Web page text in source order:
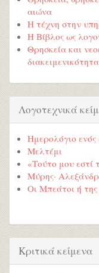
αιώνα
Η τέχνη στην
Η Βίβλος ως
Θρησκεία και
Λογοτεχνικά
Ημερολόγιο
Μελτέμι
«Τούτο μου εστί
Μύρης·
Οι Μπεάτοι ή
Κριτικά κείμενα